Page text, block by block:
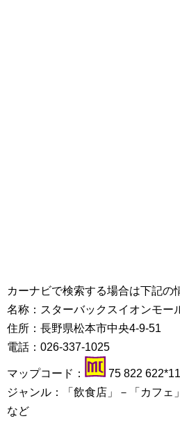
カーナビで検索する場合は下記の
名称：スターバックスイオンモー
住所：長野県松本市中央4-9-51
電話：026-337-1025
マップコード：
75 822 622*11
ジャンル：「飲食店」－「カフェ
など